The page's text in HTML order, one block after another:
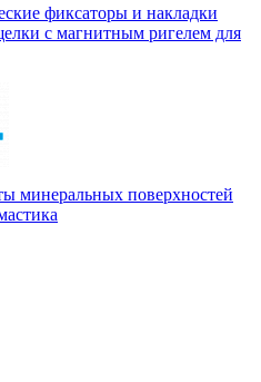
фиксаторы и накладки
с магнитным ригелем для
минеральных поверхностей